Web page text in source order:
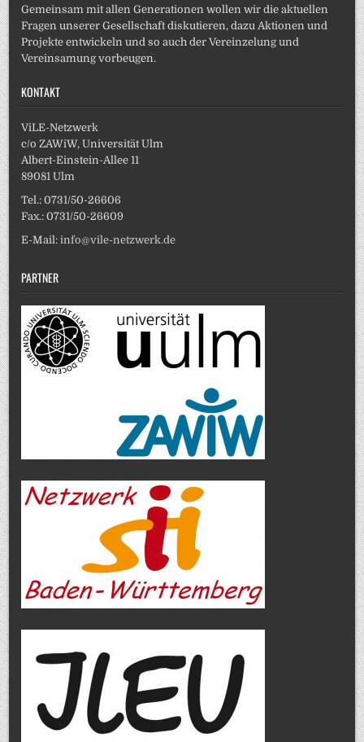
Gemeinsam mit allen Generationen wollen wir die aktuellen
Fragen unserer Gesellschaft diskutieren, dazu Aktionen und
Projekte entwickeln und so auch der Vereinzelung und
Vereinsamung vorbeugen.
KONTAKT
ViLE-Netzwerk
c/o ZAWiW, Universität Ulm
Albert-Einstein-Allee 11
89081 Ulm
Tel.: 0731/50-26606
Fax.: 0731/50-26609
E-Mail:info@vile-netzwerk.de
PARTNER